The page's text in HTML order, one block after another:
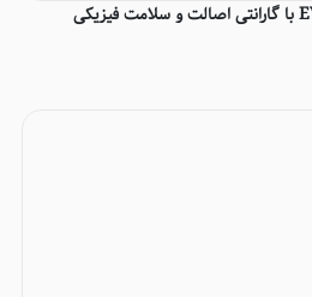
اسپیکر کوچک شرکتی EVER 716 با گارانتی اصالت و سلامت فیزیکی